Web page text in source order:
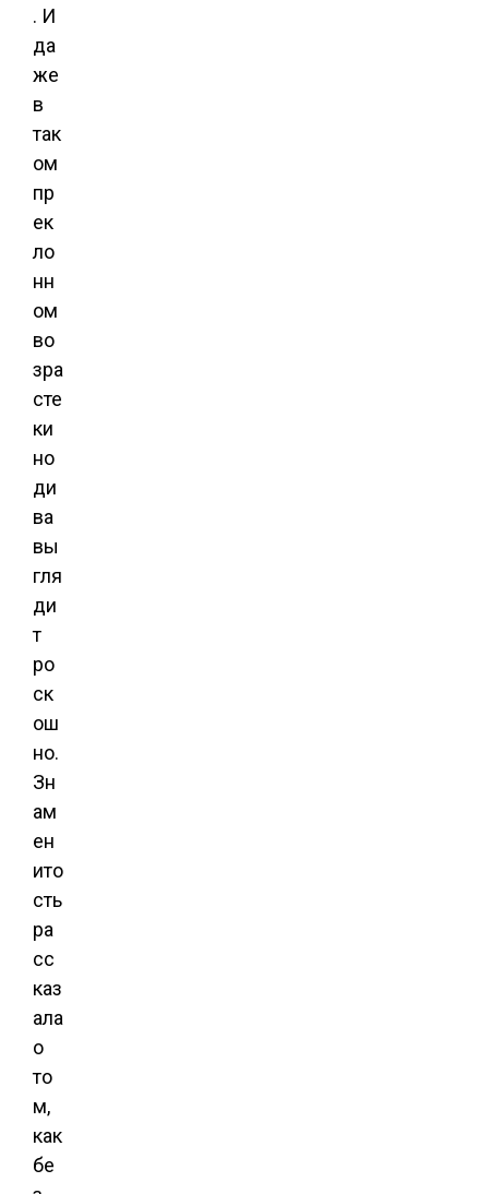
. И
да
же
в
так
ом
пр
ек
ло
нн
ом
во
зра
сте
ки
но
ди
ва
вы
гля
ди
т
ро
ск
ош
но.
Зн
ам
ен
ито
сть
ра
сс
каз
ала
о
то
м,
как
бе